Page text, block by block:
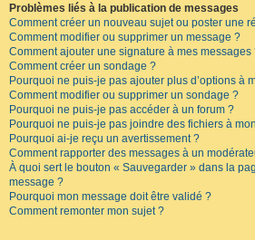
Problèmes liés à la publication de messages
Comment créer un nouveau sujet ou poster une
Comment modifier ou supprimer un message ?
Comment ajouter une signature à mes messages
Comment créer un sondage ?
Pourquoi ne puis-je pas ajouter plus d’options à
Comment modifier ou supprimer un sondage ?
Pourquoi ne puis-je pas accéder à un forum ?
Pourquoi ne puis-je pas joindre des fichiers à
Pourquoi ai-je reçu un avertissement ?
Comment rapporter des messages à un
À quoi sert le bouton « Sauvegarder » dans la
message ?
Pourquoi mon message doit être validé ?
Comment remonter mon sujet ?